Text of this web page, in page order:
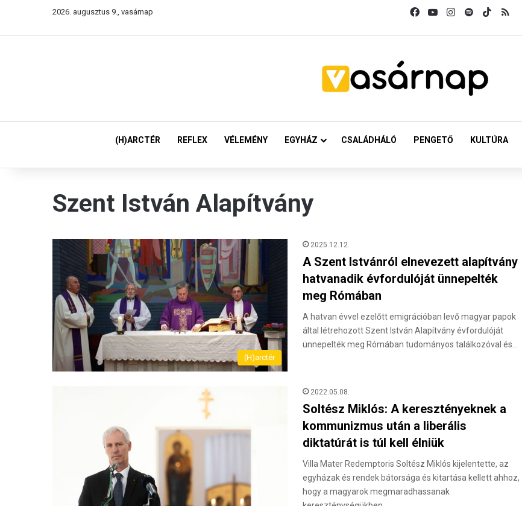
2026. augusztus 9., vasárnap FacebookYouTubeInstagramSpotifyTikTokRSS
(H)ARCTÉR REFLEX VÉLEMÉNY EGYHÁZ CSALÁDHÁLÓ PENGETŐ KULTÚRA
Szent István Alapítvány
(H)arctér
2025.12.12.
A Szent Istvánról elnevezett alapítvány
hatvanadik évfordulóját ünnepelték
meg Rómában
A hatvan évvel ezelőtt emigrációban levő magyar papok
által létrehozott Szent István Alapítvány évfordulóját
ünnepelték meg Rómában tudományos találkozóval és…
2022.05.08.
Soltész Miklós: A keresztényeknek a
kommunizmus után a liberális
diktatúrát is túl kell élniük
Villa Mater Redemptoris Soltész Miklós kijelentette, az
egyházak és rendek bátorsága és kitartása kellett ahhoz,
hogy a magyarok megmaradhassanak